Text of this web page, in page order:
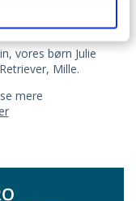
vores børn Julie
Mille.
mere